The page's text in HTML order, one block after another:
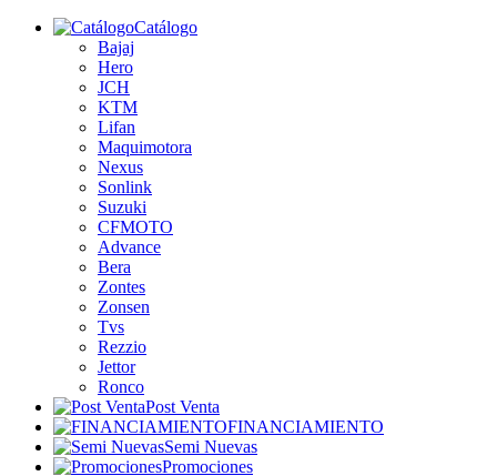
Catálogo
Bajaj
Hero
JCH
KTM
Lifan
Maquimotora
Nexus
Sonlink
Suzuki
CFMOTO
Advance
Bera
Zontes
Zonsen
Tvs
Rezzio
Jettor
Ronco
Post Venta
FINANCIAMIENTO
Semi Nuevas
Promociones